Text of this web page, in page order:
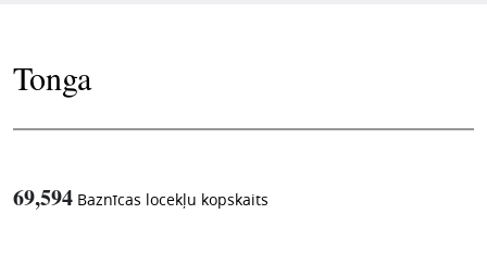
Tonga
69,594 Baznīcas locekļu kopskaits